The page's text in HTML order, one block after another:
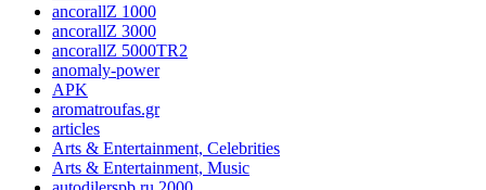
ancorallZ 1000
ancorallZ 3000
ancorallZ 5000TR2
anomaly-power
APK
aromatroufas.gr
articles
Arts & Entertainment, Celebrities
Arts & Entertainment, Music